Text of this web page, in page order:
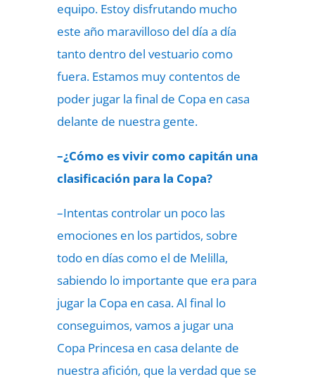
equipo. Estoy disfrutando mucho
este año maravilloso del día a día
tanto dentro del vestuario como
fuera. Estamos muy contentos de
poder jugar la final de Copa en casa
delante de nuestra gente.
–¿Cómo es vivir como capitán una
clasificación para la Copa?
–Intentas controlar un poco las
emociones en los partidos, sobre
todo en días como el de Melilla,
sabiendo lo importante que era para
jugar la Copa en casa. Al final lo
conseguimos, vamos a jugar una
Copa Princesa en casa delante de
nuestra afición, que la verdad que se